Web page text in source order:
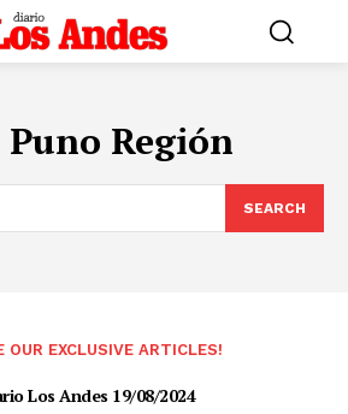
Puno Región
SEARCH
OUR EXCLUSIVE ARTICLES!
Los Andes 19/08/2024